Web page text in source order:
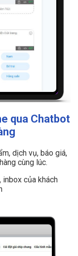
qua Chatbot
dịch vụ, báo giá,
cùng lúc.
của khách